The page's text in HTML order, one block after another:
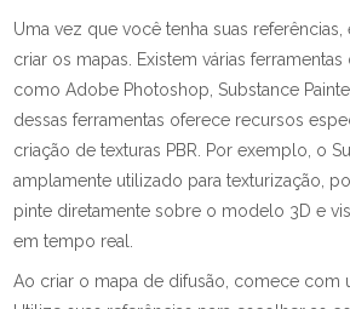
Uma vez que você tenha suas
criar os mapas. Existem várias ferramentas
como Adobe Photoshop, Substance
dessas ferramentas oferece recursos
criação de texturas PBR. Por exemplo, o
amplamente utilizado para texturização,
pinte diretamente sobre o modelo 3D e
em tempo real.
Ao criar o mapa de difusão, comece com